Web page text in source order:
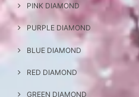
PINK DIAMOND
PURPLE DIAMOND
BLUE DIAMOND
RED DIAMOND
GREEN DIAMOND